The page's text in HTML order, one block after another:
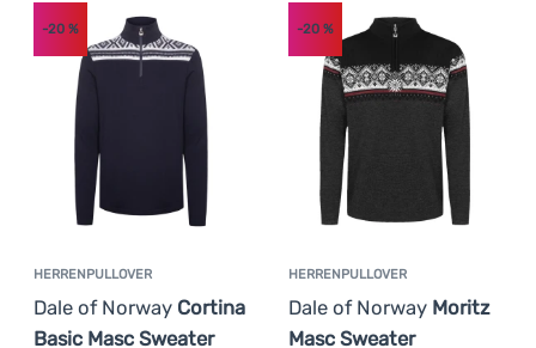
HERRENPULLOVER
Dale of Norway Cortina
Basic Masc Sweater
-20 %
HERRENPULLOVER
Dale of Norway Moritz
Masc Sweater
-20%